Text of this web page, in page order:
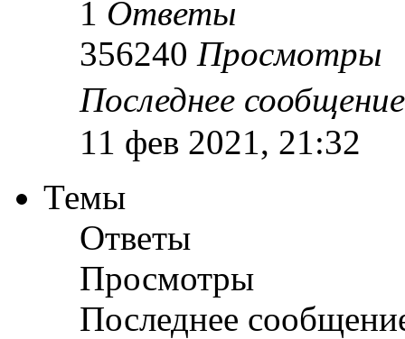
1 Ответы
356240 Просмотры
Последнее
11 фев 2021, 21:32
Темы
Ответы
Просмотры
Последнее